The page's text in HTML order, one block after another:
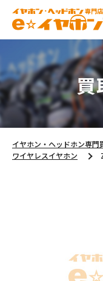
買
イヤホン・ヘッドホン専
ワイヤレスイヤホン